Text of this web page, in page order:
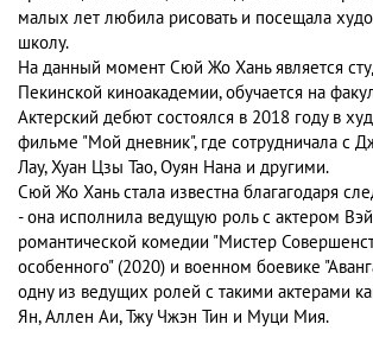
малых лет любила рисовать и посещала
школу.
На данный момент Сюй Жо Хань является
Пекинской киноакадемии, обучается на
Актерский дебют состоялся в 2018 году в
фильме "Мой дневник", где сотрудничала с
Лау, Хуан Цзы Тао, Оуян Нана и другими.
Сюй Жо Хань стала известна благагодаря
- она исполнила ведущую роль с актером
романтической комедии "Мистер
особенного" (2020) и военном боевике
одну из ведущих ролей с такими актерами
Ян, Аллен Аи, Тжу Чжэн Тин и Муци Мия.